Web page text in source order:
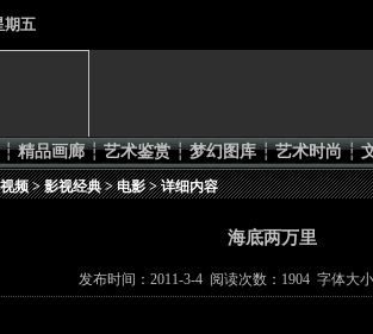
期五
┆ 精品画廊 ┆ 艺术鉴赏 ┆ 梦幻图库 ┆ 艺术时尚 ┆
频>影视经典>电影> 详细内容
海底两万里
发布时间：2011-3-4 阅读次数：1904 字体大